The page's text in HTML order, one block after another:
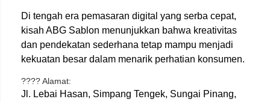
Di tengah era pemasaran digital yang serba cepat,
kisah ABG Sablon menunjukkan bahwa kreativitas
dan pendekatan sederhana tetap mampu menjadi
kekuatan besar dalam menarik perhatian konsumen.
???? Alamat:
Jl. Lebai Hasan, Simpang Tengek, Sungai Pinang,